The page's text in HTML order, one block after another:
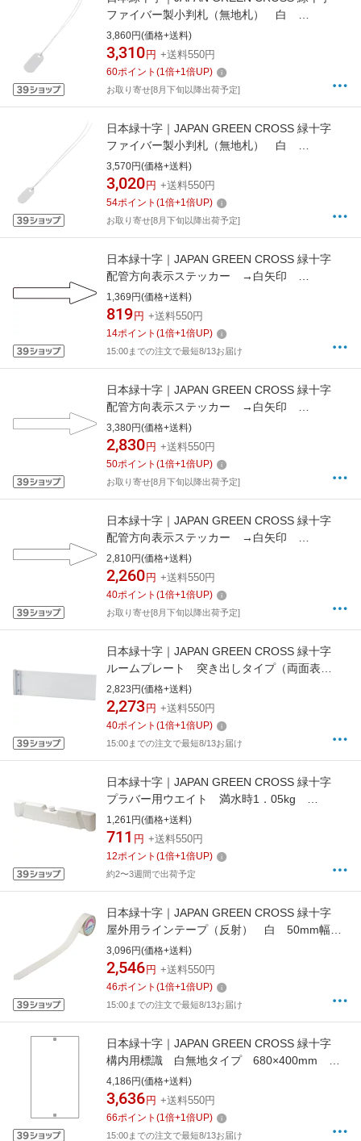
ファイバー製小判札（無地札） 白
32×16mm 100枚組 ヒモ付 200312
3,860円(価格+送料)
3,310 円 +送料550円
60ポイント (1倍+1倍UP)
お取り寄せ[8月下旬以降出荷予定]
日本緑十字｜JAPAN GREEN CROSS 緑十字
ファイバー製小判札（無地札） 白
24×11mm 100枚組 ヒモ付 200311
3,570円(価格+送料)
3,020 円 +送料550円
54ポイント (1倍+1倍UP)
お取り寄せ[8月下旬以降出荷予定]
日本緑十字｜JAPAN GREEN CROSS 緑十字
配管方向表示ステッカー →白矢印
20×70mm 10枚組 アルミ 193492
1,369円(価格+送料)
819 円 +送料550円
14ポイント (1倍+1倍UP)
15:00までの注文で最短8/13お届け
日本緑十字｜JAPAN GREEN CROSS 緑十字
配管方向表示ステッカー →白矢印
55×200mm 10枚組 アルミ 193189
3,380円(価格+送料)
2,830 円 +送料550円
50ポイント (1倍+1倍UP)
お取り寄せ[8月下旬以降出荷予定]
日本緑十字｜JAPAN GREEN CROSS 緑十字
配管方向表示ステッカー →白矢印
40×150mm 10枚組 アルミ 193290
2,810円(価格+送料)
2,260 円 +送料550円
40ポイント (1倍+1倍UP)
お取り寄せ[8月下旬以降出荷予定]
日本緑十字｜JAPAN GREEN CROSS 緑十字
ルームプレート 突き出しタイプ（両面表
示） 80×260mm 樹脂製 213300
2,823円(価格+送料)
2,273 円 +送料550円
40ポイント (1倍+1倍UP)
15:00までの注文で最短8/13お届け
日本緑十字｜JAPAN GREEN CROSS 緑十字
プラバー用ウエイト 満水時1．05kg
85×452×405mm 122330
1,261円(価格+送料)
711 円 +送料550円
12ポイント (1倍+1倍UP)
約2〜3週間で出荷予定
日本緑十字｜JAPAN GREEN CROSS 緑十字
屋外用ラインテープ（反射） 白 50mm幅
×5m 合成ゴム 105055
3,096円(価格+送料)
2,546 円 +送料550円
46ポイント (1倍+1倍UP)
15:00までの注文で最短8/13お届け
日本緑十字｜JAPAN GREEN CROSS 緑十字
構内用標識 白無地タイプ 680×400mm ス
チール 山型 108510
4,186円(価格+送料)
3,636 円 +送料550円
66ポイント (1倍+1倍UP)
15:00までの注文で最短8/13お届け